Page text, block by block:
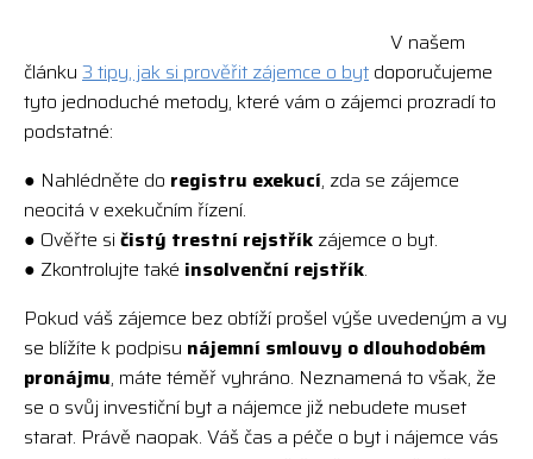
V našem
článku 3 tipy, jak si prověřit zájemce o byt doporučujeme
tyto jednoduché metody, které vám o zájemci prozradí to
podstatné:
● Nahlédněte do registru exekucí, zda se zájemce
neocitá v exekučním řízení.
● Ověřte si čistý trestní rejstřík zájemce o byt.
● Zkontrolujte také insolvenční rejstřík.
Pokud váš zájemce bez obtíží prošel výše uvedeným a vy
se blížíte k podpisu nájemní smlouvy o dlouhodobém
pronájmu, máte téměř vyhráno. Neznamená to však, že
se o svůj investiční byt a nájemce již nebudete muset
starat. Právě naopak. Váš čas a péče o byt i nájemce vás